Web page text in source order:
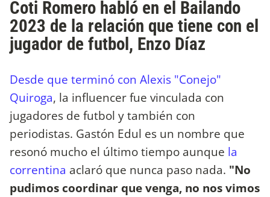
Coti Romero habló en el Bailando
2023 de la relación que tiene con el
jugador de futbol, Enzo Díaz
Desde que terminó con Alexis "Conejo"
Quiroga, la influencer fue vinculada con
jugadores de futbol y también con
periodistas. Gastón Edul es un nombre que
resonó mucho el último tiempo aunque la
correntina aclaró que nunca paso nada. "No
pudimos coordinar que venga, no nos vimos